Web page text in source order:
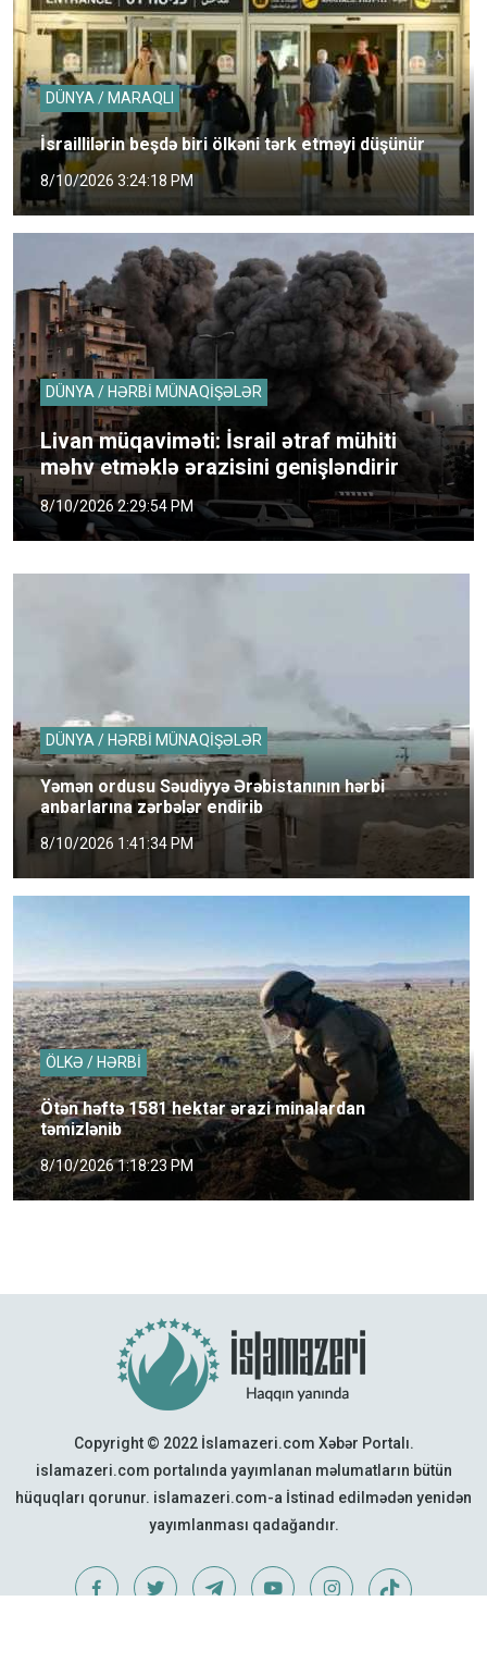
DÜNYA / MARAQLI
İsraillilərin beşdə biri ölkəni tərk etməyi düşünür
8/10/2026 3:24:18 PM
DÜNYA / HƏRBİ MÜNAQİŞƏLƏR
Livan müqaviməti: İsrail ətraf mühiti
məhv etməklə ərazisini genişləndirir
8/10/2026 2:29:54 PM
DÜNYA / HƏRBİ MÜNAQİŞƏLƏR
Yəmən ordusu Səudiyyə Ərəbistanının hərbi
anbarlarına zərbələr endirib
8/10/2026 1:41:34 PM
ÖLKƏ / HƏRBİ
Ötən həftə 1581 hektar ərazi minalardan
təmizlənib
8/10/2026 1:18:23 PM
Copyright © 2022 İslamazeri.com Xəbər Portalı.
islamazeri.com portalında yayımlanan məlumatların bütün
hüquqları qorunur. islamazeri.com-a İstinad edilmədən yenidən
yayımlanması qadağandır.